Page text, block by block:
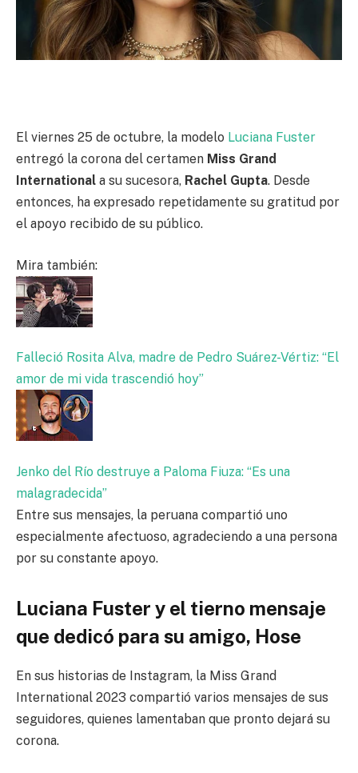
El viernes 25 de octubre, la modelo Luciana Fuster
entregó la corona del certamen Miss Grand
International a su sucesora, Rachel Gupta. Desde
entonces, ha expresado repetidamente su gratitud por
el apoyo recibido de su público.
Mira también:
Falleció Rosita Alva, madre de Pedro Suárez-Vértiz: “El
amor de mi vida trascendió hoy”
Jenko del Río destruye a Paloma Fiuza: “Es una
malagradecida”
Entre sus mensajes, la peruana compartió uno
especialmente afectuoso, agradeciendo a una persona
por su constante apoyo.
Luciana Fuster y el tierno mensaje
que dedicó para su amigo, Hose
En sus historias de Instagram, la Miss Grand
International 2023 compartió varios mensajes de sus
seguidores, quienes lamentaban que pronto dejará su
corona.